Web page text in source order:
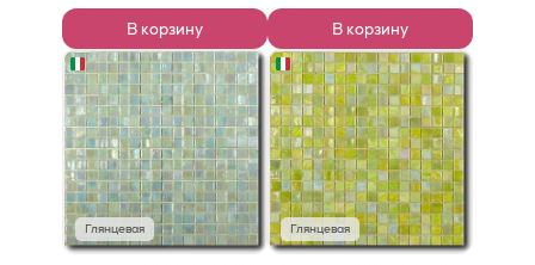
В корзину В корзину
Глянцевая Глянцевая